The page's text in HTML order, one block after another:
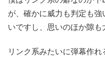
が、確かに威力も判定も
いですし、思いのほか隙も
リンク系みたいに弾幕作れ